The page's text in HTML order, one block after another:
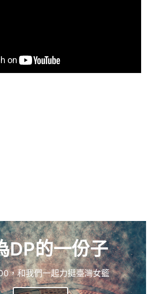
DP的一份子
，和我們一起力挺臺灣女籃